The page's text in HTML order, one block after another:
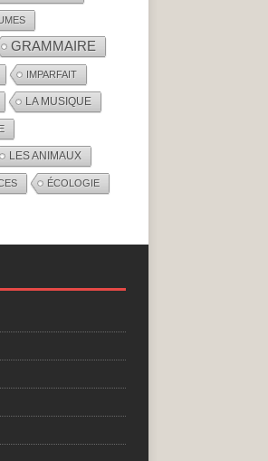
GRAMMAIRE
IMPARFAIT
LA MUSIQUE
LES ANIMAUX
ÉCOLOGIE